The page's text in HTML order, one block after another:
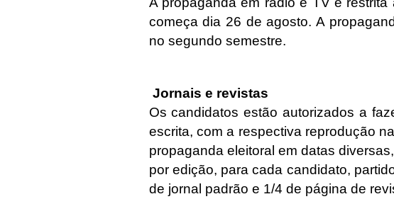
começa dia 26 de agosto. A
no segundo semestre.
Jornais e revistas
Os candidatos estão autorizados a
escrita, com a respectiva reprodução
propaganda eleitoral em datas
por edição, para cada candidato,
de jornal padrão e 1/4 de página de